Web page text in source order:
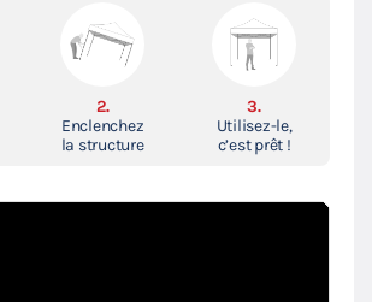
2.
Enclenchez
la structure
3.
Utilisez-le,
c’est prêt !